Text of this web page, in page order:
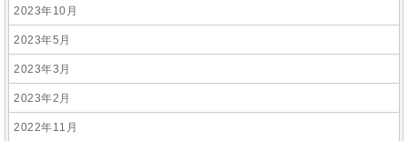
2023年10月
2023年5月
2023年3月
2023年2月
2022年11月